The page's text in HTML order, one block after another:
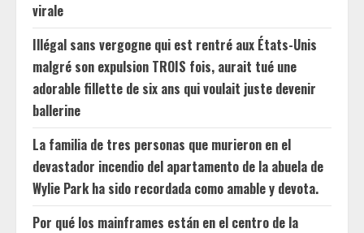
virale
Illégal sans vergogne qui est rentré aux États-Unis
malgré son expulsion TROIS fois, aurait tué une
adorable fillette de six ans qui voulait juste devenir
ballerine
La familia de tres personas que murieron en el
devastador incendio del apartamento de la abuela de
Wylie Park ha sido recordada como amable y devota.
Por qué los mainframes están en el centro de la